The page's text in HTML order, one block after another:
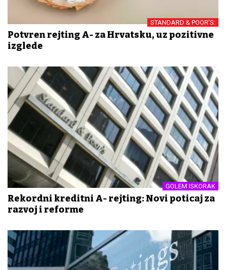
STANDARD & POOR'S:
Potvrđen rejting A- za Hrvatsku, uz pozitivne
izglede
GOLEM ISKORAK
Rekordni kreditni A- rejting: Novi poticaj za
razvoj i reforme